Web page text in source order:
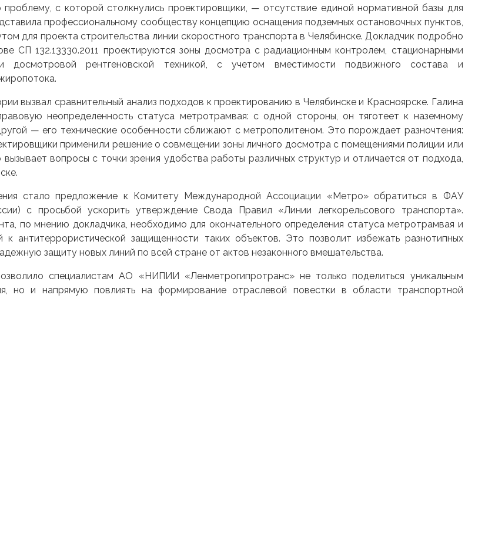
с которой столкнулись проектировщики, — отсутствие единой нормативной базы для
профессиональному сообществу концепцию оснащения подземных остановочных пунктов,
для проекта строительства линии скоростного транспорта в Челябинске. Докладчик подробно
СП 132.13330.2011 проектируются зоны досмотра с радиационным контролем, стационарными
досмотровой рентгеновской техникой, с учетом вместимости подвижного состава и
вызвал сравнительный анализ подходов к проектированию в Челябинске и Красноярске. Галина
неопределенность статуса метротрамвая: с одной стороны, он тяготеет к наземному
— его технические особенности сближают с метрополитеном. Это порождает разночтения:
применили решение о совмещении зоны личного досмотра с помещениями полиции или
вызывает вопросы с точки зрения удобства работы различных структур и отличается от подхода,
стало предложение к Комитету Международной Ассоциации «Метро» обратиться в ФАУ
с просьбой ускорить утверждение Свода Правил «Линии легкорельсового транспорта».
по мнению докладчика, необходимо для окончательного определения статуса метротрамвая и
к антитеррористической защищенности таких объектов. Это позволит избежать разнотипных
защиту новых линий по всей стране от актов незаконного вмешательства.
специалистам АО «НИПИИ «Ленметрогипротранс» не только поделиться уникальным
но и напрямую повлиять на формирование отраслевой повестки в области транспортной